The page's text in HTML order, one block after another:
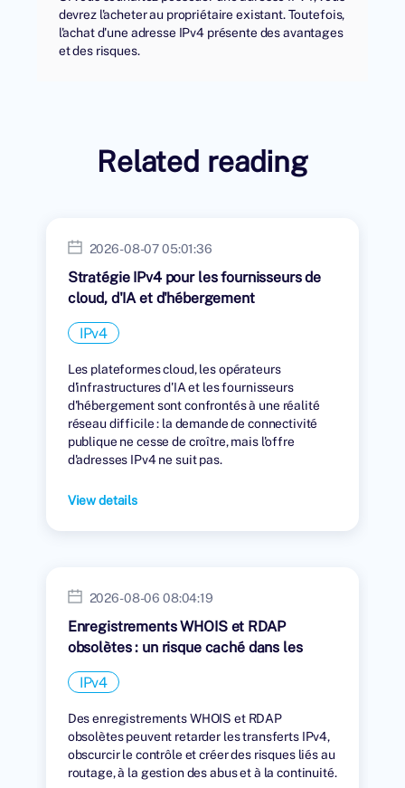
devrez l'acheter au propriétaire existant. Toutefois,
l'achat d'une adresse IPv4 présente des avantages
et des risques.
Related reading
2026-08-07 05:01:36
Stratégie IPv4 pour les fournisseurs de
cloud, d'IA et d'hébergement
IPv4
Les plateformes cloud, les opérateurs
d'infrastructures d'IA et les fournisseurs
d'hébergement sont confrontés à une réalité
réseau difficile : la demande de connectivité
publique ne cesse de croître, mais l'offre
d'adresses IPv4 ne suit pas.
View details
2026-08-06 08:04:19
Enregistrements WHOIS et RDAP
obsolètes : un risque caché dans les
transferts IPv4
IPv4
Des enregistrements WHOIS et RDAP
obsolètes peuvent retarder les transferts IPv4,
obscurcir le contrôle et créer des risques liés au
routage, à la gestion des abus et à la continuité.